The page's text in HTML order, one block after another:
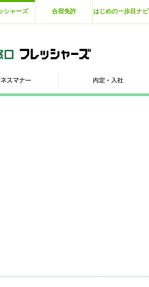
シャーズ 合宿免許 はじめの一歩目ナビ